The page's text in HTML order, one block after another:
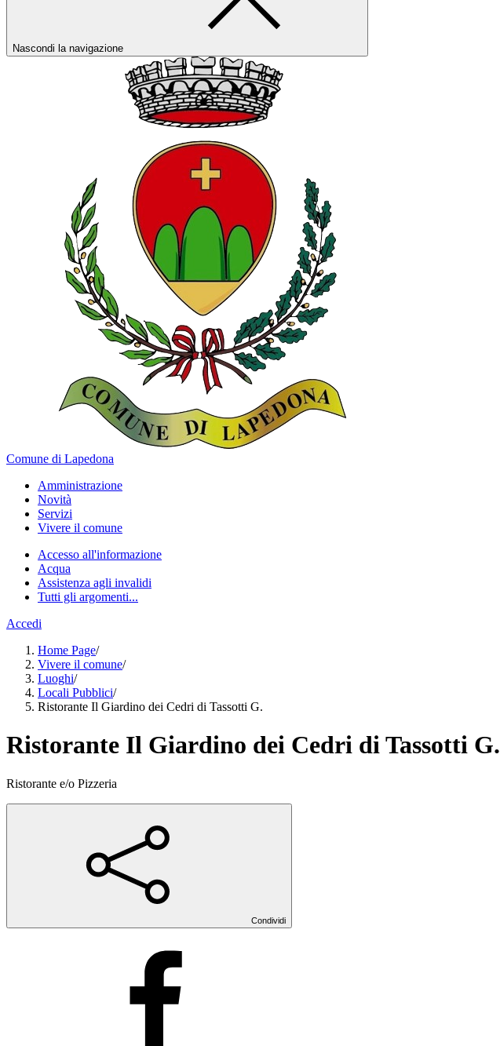
Nascondi la navigazione
Comune di Lapedona
Amministrazione
Novità
Servizi
Vivere il comune
Accesso all'informazione
Acqua
Assistenza agli invalidi
Tutti gli argomenti...
Accedi
Home Page/
Vivere il comune/
Luoghi/
Locali Pubblici/
Ristorante Il Giardino dei Cedri di Tassotti G.
Ristorante Il Giardino dei Cedri di Tassotti G.
Ristorante e/o Pizzeria
Condividi